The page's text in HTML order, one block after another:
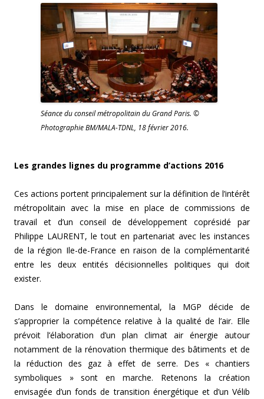
Séance du conseil métropolitain du Grand Paris. ©
Photographie BM/MALA-TDNL, 18 février 2016.
Les grandes lignes du programme d’actions 2016
Ces actions portent principalement sur la définition de l’intérêt
métropolitain avec la mise en place de commissions de
travail et d’un conseil de développement coprésidé par
Philippe LAURENT, le tout en partenariat avec les instances
de la région Ile-de-France en raison de la complémentarité
entre les deux entités décisionnelles politiques qui doit
exister.
Dans le domaine environnemental, la MGP décide de
s’approprier la compétence relative à la qualité de l’air. Elle
prévoit l’élaboration d’un plan climat air énergie autour
notamment de la rénovation thermique des bâtiments et de
la réduction des gaz à effet de serre. Des « chantiers
symboliques » sont en marche. Retenons la création
envisagée d’un fonds de transition énergétique et d’un Vélib